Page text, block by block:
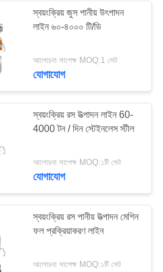
প্ল্যান্ট
উদ্ভিদ
স্বয়ংক্রিয় জুস পানীয় উৎপাদন
লাইন ৬০-৪০০০ টি/ডি
আলোচনা সাপেক্ষ MOQ:1 সেট
যোগাযোগ
স্বয়ংক্রিয় রস উত্পাদন লাইন 60-
4000 টন / দিন স্টেইনলেস স্টীল
আলোচনা সাপেক্ষ MOQ:১টি সেট
যোগাযোগ
স্বয়ংক্রিয় রস পানীয় উত্পাদন মেশিন
ফল প্রক্রিয়াকরণ লাইন
আলোচনা সাপেক্ষ MOQ:১টি সেট